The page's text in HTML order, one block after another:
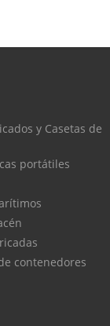
y Casetas de
portátiles
contenedores